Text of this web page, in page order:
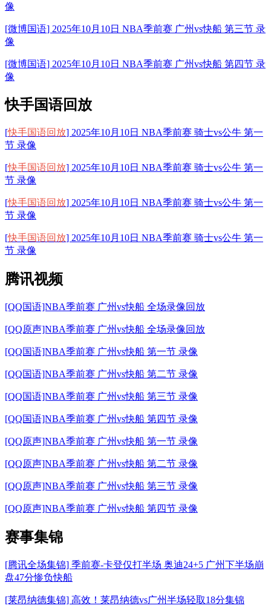
像
[微博国语] 2025年10月10日 NBA季前赛 广州vs快船 第三节 录
像
[微博国语] 2025年10月10日 NBA季前赛 广州vs快船 第四节 录
像
快手国语回放
[快手国语回放] 2025年10月10日 NBA季前赛 骑士vs公牛 第一
节 录像
[快手国语回放] 2025年10月10日 NBA季前赛 骑士vs公牛 第一
节 录像
[快手国语回放] 2025年10月10日 NBA季前赛 骑士vs公牛 第一
节 录像
[快手国语回放] 2025年10月10日 NBA季前赛 骑士vs公牛 第一
节 录像
腾讯视频
[QQ国语]NBA季前赛 广州vs快船 全场录像回放
[QQ原声]NBA季前赛 广州vs快船 全场录像回放
[QQ国语]NBA季前赛 广州vs快船 第一节 录像
[QQ国语]NBA季前赛 广州vs快船 第二节 录像
[QQ国语]NBA季前赛 广州vs快船 第三节 录像
[QQ国语]NBA季前赛 广州vs快船 第四节 录像
[QQ原声]NBA季前赛 广州vs快船 第一节 录像
[QQ原声]NBA季前赛 广州vs快船 第二节 录像
[QQ原声]NBA季前赛 广州vs快船 第三节 录像
[QQ原声]NBA季前赛 广州vs快船 第四节 录像
赛事集锦
[腾讯全场集锦] 季前赛-卡登仅打半场 奥迪24+5 广州下半场崩
盘47分惨负快船
[莱昂纳德集锦] 高效！莱昂纳德vs广州半场轻取18分集锦